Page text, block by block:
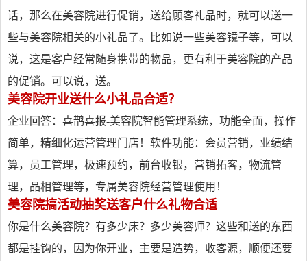
话，那么在美容院进行促销，送给顾客礼品时，就可以送一
些与美容院相关的小礼品了。比如说一些美容镜子等，可以
说，这是客户经常随身携带的物品，更有利于美容院的产品
的促销。可以说，送。
美容院开业送什么小礼品合适？
企业回答：喜鹊喜报-美容院智能管理系统，功能全面，操作
简单，精细化运营管理门店！软件功能：会员营销，业绩结
算，员工管理，极速预约，前台收银，营销拓客，物流管
理，品相管理等，专属美容院经营管理使用！
美容院搞活动抽奖送客户什么礼物合适
你是什么美容院？有多少床？多少美容师？这些和送的东西
都是挂钩的，因为你开业，主要是造势，收客源，顺便还要